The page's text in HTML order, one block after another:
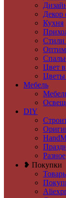
Декор
Кухня
Стили
Цвет
Цветы
Мебель
DIY
Разное
❥ Покупки